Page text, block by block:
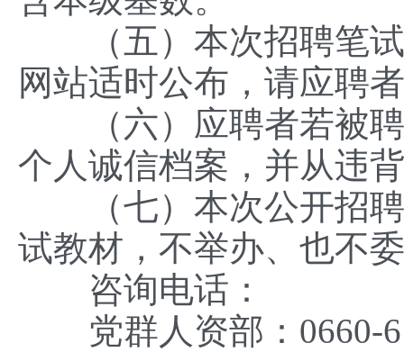
（五）本次招聘笔试
网站适时公布，请应聘
（六）应聘者若被聘
个人诚信档案，并从违
（七）本次公开招聘
试教材，不举办、也不
咨询电话：
党群人资部：0660-